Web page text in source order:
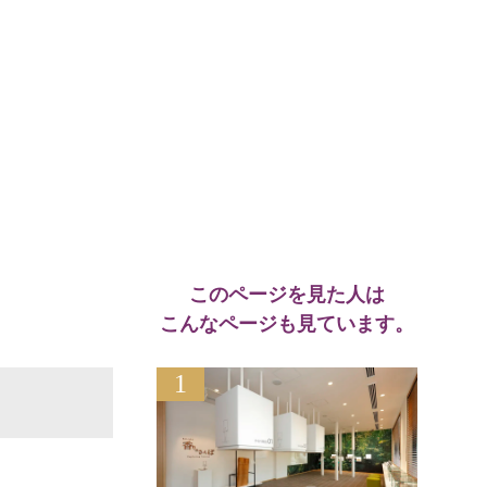
このページを見た人は
こんなページも見ています。
1